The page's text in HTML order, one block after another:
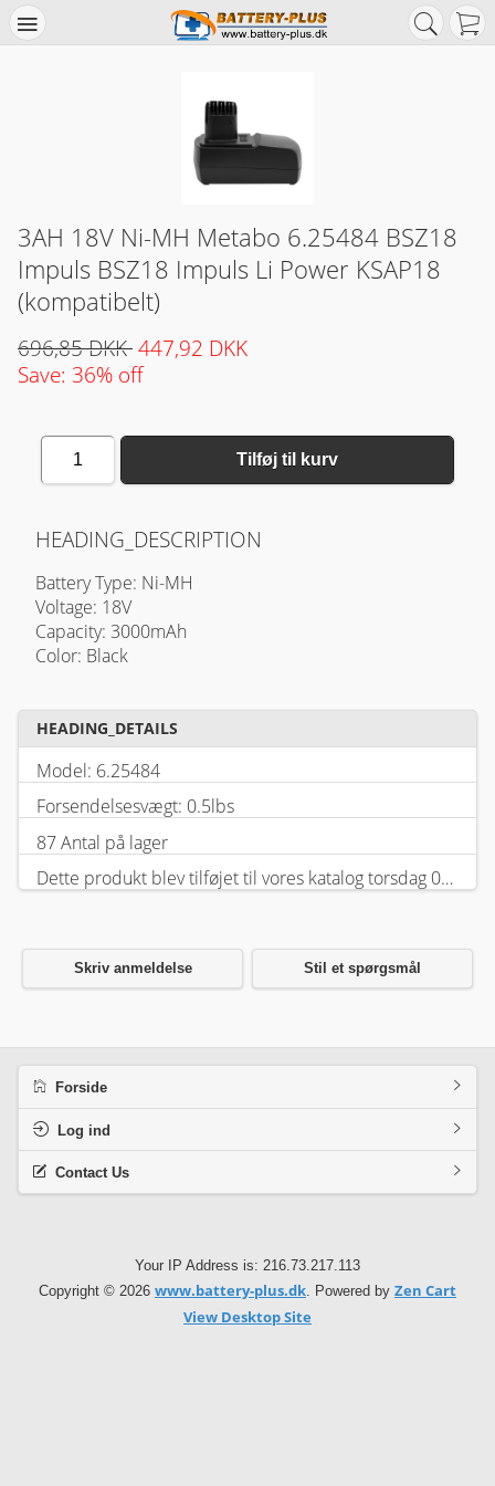
3AH 18V Ni-MH Metabo 6.25484 BSZ18
Impuls BSZ18 Impuls Li Power KSAP18
(kompatibelt)
696,85 DKK447,92 DKK
Save: 36% off
1 Tilføj til kurv
HEADING_DESCRIPTION
Battery Type: Ni-MH
Voltage: 18V
Capacity: 3000mAh
Color: Black
HEADING_DETAILS
Model: 6.25484
Forsendelsesvægt: 0.5lbs
87 Antal på lager
Dette produkt blev tilføjet til vores katalog torsdag 05 februar, 2026.
Skriv anmeldelse Stil et spørgsmål
Forside
Log ind
Contact Us
Your IP Address is: 216.73.217.113
Copyright © 2026 www.battery-plus.dk. Powered by Zen Cart
View Desktop Site